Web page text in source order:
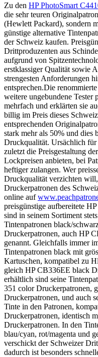
Zu den HP PhotoSmart
die sehr teuren
(Hewlett Packard), sondern
günstige alternative
der Schweiz kaufen.
Drittproduzenten aus
aufgrund von
erstklassiger Qualität sowie
strengesten Anforderungen
entsprechen.Die
weitere ungebundene Tester
mehrfach und erklärten sie
billig im Preis dieses
entsprechenden
stark mehr als 50% und dies
Druckqualität. Ursächlich für
zuletzt die Preisgestaltung
Lockpreisen anbieten, bei
heftiger zulangen. Wer
Druckqualität verzichten
Druckerpatronen des
online auf
preisgünstige aufbereitete
sind in seinem Sortiment
Tintenpatronen black/
Druckerpatronen, auch HP
genannt. Gleichfalls immer
Tintenpatronen black mit
Kartuschen, kompatibel zu
gleich HP CB336EE black
erhältlich sind seine
351 color Druckerpatronen,
Druckerpatronen, und auch
Tinte in den Patronen,
Druckerpatronen, identisch
Druckerpatronen. In den
blau/cyan, rot/magenta und
verschickt der Schweizer
dadurch ist besonders